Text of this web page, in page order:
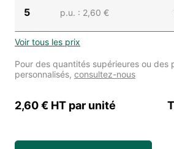
5 p.u. : 2,60 €
Voir tous les prix
Pour des quantités supérieures ou des
personnalisés, consultez-nous
2,60 € HT par unité